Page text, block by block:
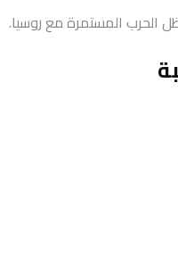
الحرب المستمرة مع روسيا.